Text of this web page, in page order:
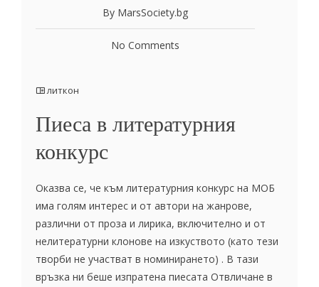
By MarsSociety.bg
No Comments
литкон
Пиеса в литературния
конкурс
Оказва се, че към литературния конкурс на МОБ
има голям интерес и от автори на жанрове,
различни от проза и лирика, включително и от
нелитературни клонове на изкуството (като тези
творби не участват в номинирането) . В тази
връзка ни беше изпратена пиесата Отвличане в